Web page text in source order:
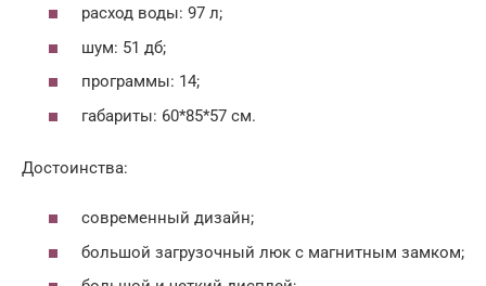
расход воды: 97 л;
шум: 51 дб;
программы: 14;
габариты: 60*85*57 см.
Достоинства:
современный дизайн;
большой загрузочный люк с магнитным замком;